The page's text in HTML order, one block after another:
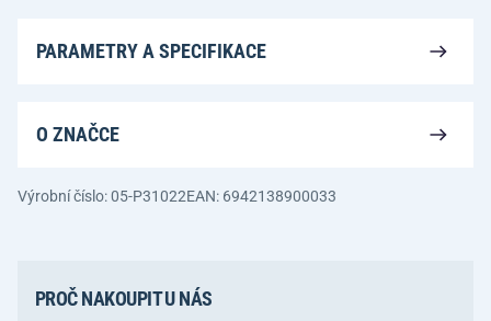
PARAMETRY A SPECIFIKACE
O ZNAČCE
Výrobní číslo: 05-P31022EAN: 6942138900033
PROČ NAKOUPIT U NÁS